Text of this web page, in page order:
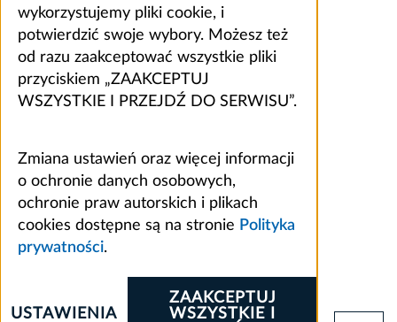
wykorzystujemy pliki cookie, i
potwierdzić swoje wybory. Możesz też
od razu zaakceptować wszystkie pliki
przyciskiem „ZAAKCEPTUJ
WSZYSTKIE I PRZEJDŹ DO SERWISU”.
Zmiana ustawień oraz więcej informacji
o ochronie danych osobowych,
ochronie praw autorskich i plikach
cookies dostępne są na stronie Polityka
prywatności.
ZAAKCEPTUJ
WSZYSTKIE I
USTAWIENIA